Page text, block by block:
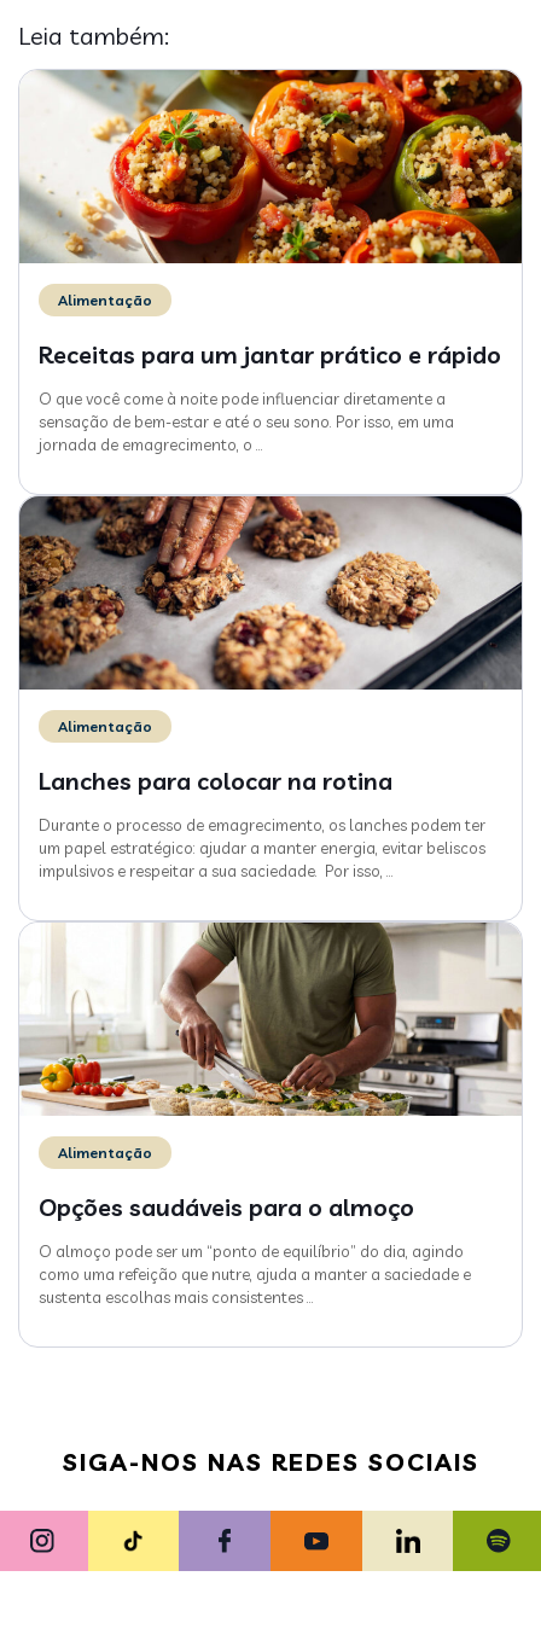
Leia também:
Alimentação
Receitas para um jantar prático e rápido
O que você come à noite pode influenciar diretamente a
sensação de bem-estar e até o seu sono. Por isso, em uma
jornada de emagrecimento, o …
Alimentação
Lanches para colocar na rotina
Durante o processo de emagrecimento, os lanches podem ter
um papel estratégico: ajudar a manter energia, evitar beliscos
impulsivos e respeitar a sua saciedade. Por isso, …
Alimentação
Opções saudáveis para o almoço
O almoço pode ser um “ponto de equilíbrio” do dia, agindo
como uma refeição que nutre, ajuda a manter a saciedade e
sustenta escolhas mais consistentes…
SIGA-NOS NAS REDES SOCIAIS